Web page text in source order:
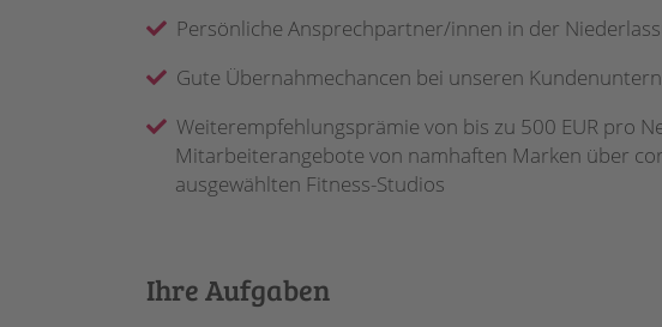
Ihre Aufgaben
Persönliche Ansprechpartner/innen in der
Gute Übernahmechancen bei unseren
Weiterempfehlungsprämie von bis zu 500 EUR pro
Mitarbeiterangebote von namhaften Marken über
ausgewählten Fitness-Studios